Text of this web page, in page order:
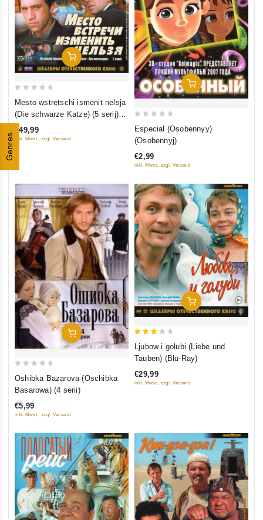
Genres
In Den Warenkorb
Mesto wstretschi ismenit nelsja
(Die schwarze Katze) (5 serij) (2
Blu-Ray)
€49,99
inkl. Mwst., zzgl. Versand
In Den Warenkorb
out
5
Especial (Osobennyy)
(Osobennyj)
€2,99
inkl. Mwst., zzgl. Versand
In Den Warenkorb
5
Oshibka Bazarova (Oschibka
Basarowa) (4 serii)
€5,99
inkl. Mwst., zzgl. Versand
In Den Warenkorb
out
Ljubow i golubi (Liebe und
Tauben) (Blu-Ray)
€29,99
inkl. Mwst., zzgl. Versand